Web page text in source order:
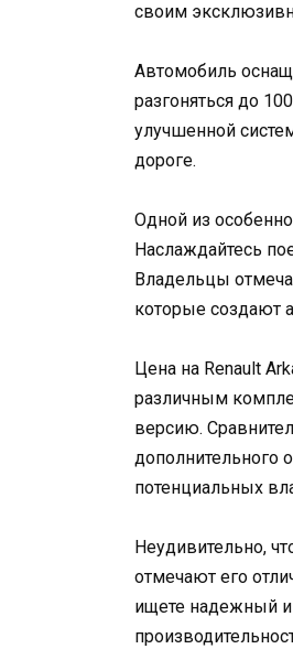
своим
Автомобиль
разгоняться до
улучшенной
дороге.
Одной из
Наслаждайтесь
Владельцы
которые создают
Цена на Renault
различным
версию.
дополнительного
потенциальных
Неудивительно,
отмечают его
ищете надежный и